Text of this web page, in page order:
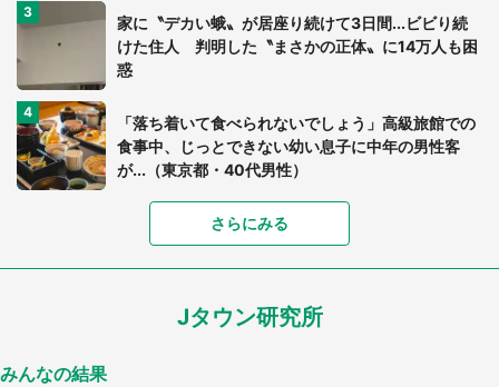
家に〝デカい蛾〟が居座り続けて3日間...ビビり続
けた住人 判明した〝まさかの正体〟に14万人も困
惑
「落ち着いて食べられないでしょう」高級旅館での
食事中、じっとできない幼い息子に中年の男性客
が...（東京都・40代男性）
「富豪すぎ」1歳息子の〝店頭駄々こね〟の内容に1.
7万人驚がく 「お菓子売り場ならまだしも...」「ハ
ードル高い」
「閉所恐怖症の私は新幹線で大パニック。隣席の青
さらにみる
Jタウン研究所
みんなの結果